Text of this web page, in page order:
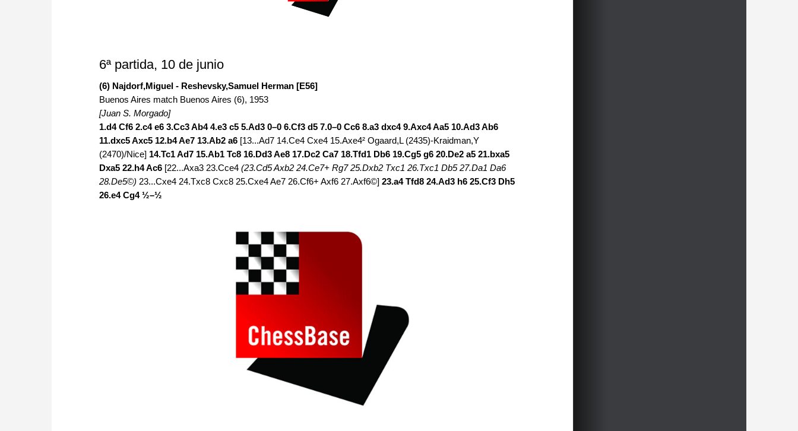
6ª partida, 10 de junio
(6) Najdorf,Miguel - Reshevsky,Samuel Herman [E56]
Buenos Aires match Buenos Aires (6), 1953
[Juan S. Morgado]
1.d4 Cf6 2.c4 e6 3.Cc3 Ab4 4.e3 c5 5.Ad3 0–0 6.Cf3 d5 7.0–0 Cc6 8.a3 dxc4 9.Axc4 Aa5 10.Ad3 Ab6
11.dxc5 Axc5 12.b4 Ae7 13.Ab2 a6 [13...Ad7 14.Ce4 Cxe4 15.Axe4² Ogaard,L (2435)-Kraidman,Y
(2470)/Nice] 14.Tc1 Ad7 15.Ab1 Tc8 16.Dd3 Ae8 17.Dc2 Ca7 18.Tfd1 Db6 19.Cg5 g6 20.De2 a5 21.bxa5
Dxa5 22.h4 Ac6 [22...Axa3 23.Cce4 (23.Cd5 Axb2 24.Ce7+ Rg7 25.Dxb2 Txc1 26.Txc1 Db5 27.Da1 Da6
28.De5©) 23...Cxe4 24.Txc8 Cxc8 25.Cxe4 Ae7 26.Cf6+ Axf6 27.Axf6©] 23.a4 Tfd8 24.Ad3 h6 25.Cf3 Dh5
26.e4 Cg4 ½–½